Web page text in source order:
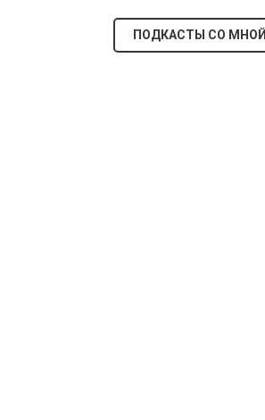
ПОДКАСТЫ СО МНОЙ